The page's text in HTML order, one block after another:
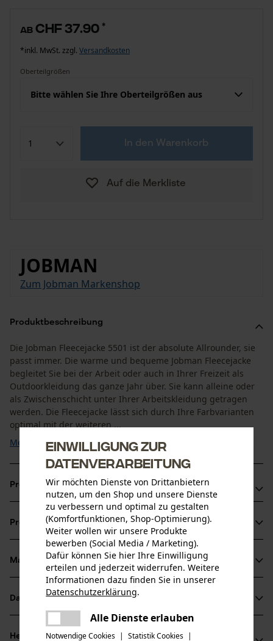
ab CHF 37.90 *
*inkl. MwSt. zzgl. Versandkosten
Oberteilgrößen
Bitte wählen Sie Ihre Oberteilgrößen aus
In den Warenkorb
Auf die Merkliste
JOBMAN
Zum Jobman Markenshop
Produktbeschreibung
Die Jobman Fleecejacke 5501 ist der absolute Allrounder, sie
passt immer. Die warme und bequeme Jobman Fleecejacke
begleitet Sie bei der Arbeit oder auch in Ihrer Freizeit als
Outdoorkleidung das ganze Jahr über. Sie kann alleine oder
als Zwischenschicht unter Ihrer Arbeitskleidung getragen
werden. Die Fleecejacke lässt sich durch Ihre Farbvarianten
optimal mit der weiteren ...
Mehr anzeigen
Produktvorteile
Geräumige Vordertaschen mit Reißverschluss
Daumenschlaufen gegen verrutschen der Ärmel bei der
Arbeit
YKK Frontreißverschluss, für beste Qualität
Produktinformationen
Produktdetails
Ärmeltyp
Material & Pflege
Materialart
Datenblätter
Produktsicherheitsdatenblatt (PDF)
Herstellerinformationen
Einwilligung zur
Datenverarbeitung
Wir möchten Dienste von Drittanbietern
nutzen, um den Shop und unsere Dienste
zu verbessern und optimal zu gestalten
(Komfortfunktionen, Shop-Optimierung).
Weiter wollen wir unsere Produkte
bewerben (Social Media / Marketing).
Dafür können Sie hier Ihre Einwilligung
erteilen und jederzeit widerrufen. Weitere
Informationen dazu finden Sie in unserer
Datenschutzerklärung.
Alle Dienste erlauben
Notwendige Cookies | Statistik Cookies |
Es ist ein Fehler aufgetreten. Bitte
versuchen Sie es erneut.